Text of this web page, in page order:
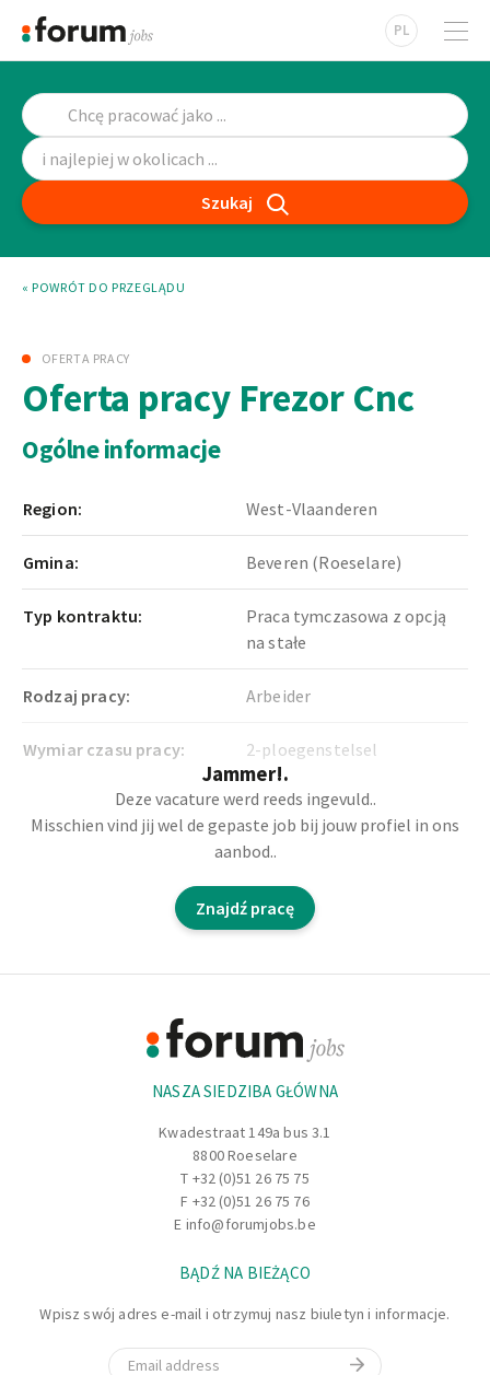
PL
Szukaj
« POWRÓT DO PRZEGLĄDU
OFERTA PRACY
Oferta pracy Frezor Cnc
Ogólne informacje
Region: West-Vlaanderen
Gmina: Beveren (Roeselare)
Typ kontraktu:
Praca tymczasowa z opcją
na stałe
Rodzaj pracy: Arbeider
Wymiar czasu pracy: 2-ploegenstelsel
Opis stanowiska pracy
Dla firmy w Roeselare, dzialajacej w sektorze
metalurgicznym, poszukujemy frezora CNC.
Jammer!.
Deze vacature werd reeds ingevuld..
Misschien vind jij wel de gepaste job bij jouw profiel in ons
aanbod..
Znajdź pracę
NASZA SIEDZIBA GŁÓWNA
Kwadestraat 149a bus 3.1
8800 Roeselare
T +32 (0)51 26 75 75
F +32 (0)51 26 75 76
E info@forumjobs.be
BĄDŹ NA BIEŻĄCO
Wpisz swój adres e-mail i otrzymuj nasz biuletyn i informacje.
Email